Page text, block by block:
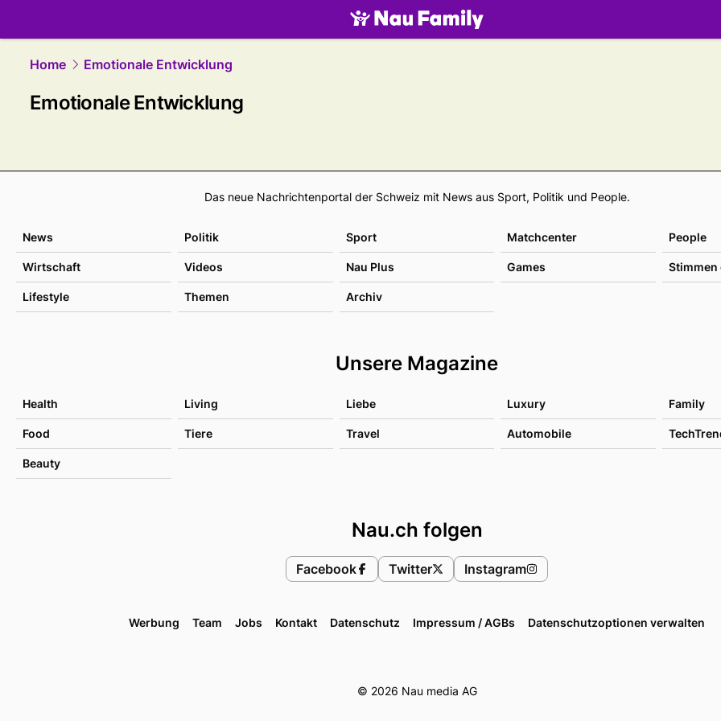
family.NAU.ch
Home
Emotionale Entwicklung
Emotionale Entwicklung
Footer
Das neue Nachrichtenportal der Schweiz mit News aus Sport, Politik und People.
News Politik Sport Matchcenter People
Wirtschaft Videos Nau Plus Games Stimmen
Lifestyle Themen Archiv
Unsere Magazine
Health Living Liebe Luxury Family
Food Tiere Travel Automobile
Beauty
Nau.ch folgen
Facebook Twitter Instagram
Werbung Team Jobs Kontakt Datenschutz Impressum / AGBs Datenschutzoptionen verwalten
© 2026 Nau media AG